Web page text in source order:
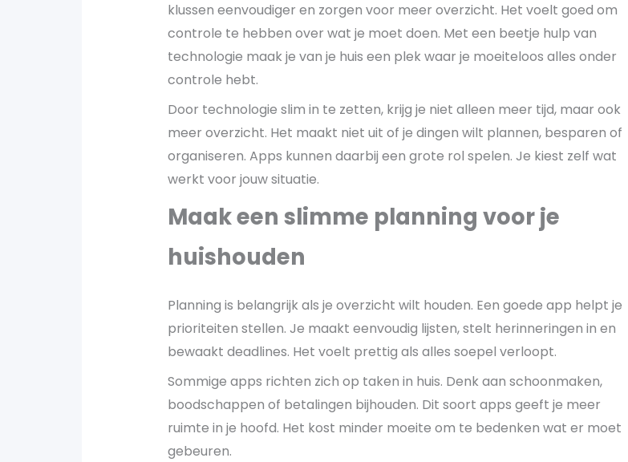
klussen eenvoudiger en zorgen voor meer overzicht. Het voelt goed om
controle te hebben over wat je moet doen. Met een beetje hulp van
technologie maak je van je huis een plek waar je moeiteloos alles onder
controle hebt.
Door technologie slim in te zetten, krijg je niet alleen meer tijd, maar ook
meer overzicht. Het maakt niet uit of je dingen wilt plannen, besparen of
organiseren. Apps kunnen daarbij een grote rol spelen. Je kiest zelf wat
werkt voor jouw situatie.
Maak een slimme planning voor je
huishouden
Planning is belangrijk als je overzicht wilt houden. Een goede app helpt je
prioriteiten stellen. Je maakt eenvoudig lijsten, stelt herinneringen in en
bewaakt deadlines. Het voelt prettig als alles soepel verloopt.
Sommige apps richten zich op taken in huis. Denk aan schoonmaken,
boodschappen of betalingen bijhouden. Dit soort apps geeft je meer
ruimte in je hoofd. Het kost minder moeite om te bedenken wat er moet
gebeuren.